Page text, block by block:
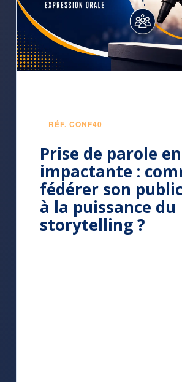
RÉF. CONF40
Prise de parole
impactante :
fédérer son
à la puissance du
storytelling ?